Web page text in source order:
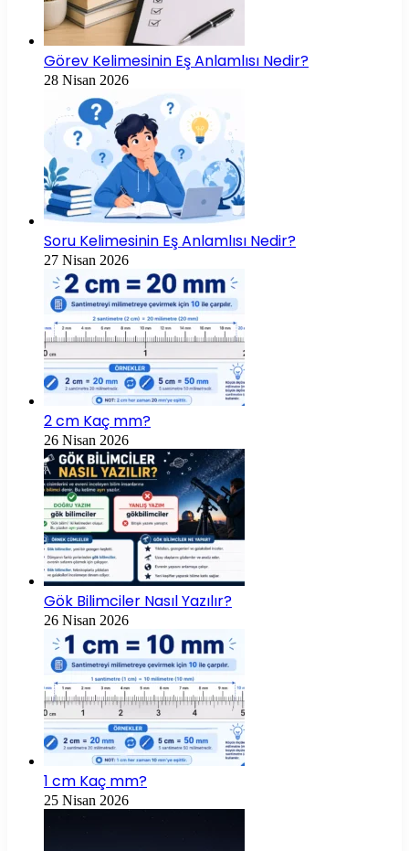
Görev Kelimesinin Eş Anlamlısı Nedir?
28 Nisan 2026
Soru Kelimesinin Eş Anlamlısı Nedir?
27 Nisan 2026
2 cm Kaç mm?
26 Nisan 2026
Gök Bilimciler Nasıl Yazılır?
26 Nisan 2026
1 cm Kaç mm?
25 Nisan 2026